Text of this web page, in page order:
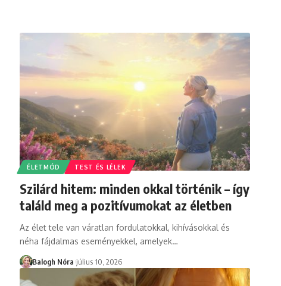
ÉLETMÓD TEST ÉS LÉLEK
Szilárd hitem: minden okkal történik – így
találd meg a pozitívumokat az életben
Az élet tele van váratlan fordulatokkal, kihívásokkal és
néha fájdalmas eseményekkel, amelyek…
Balogh Nóra július 10, 2026